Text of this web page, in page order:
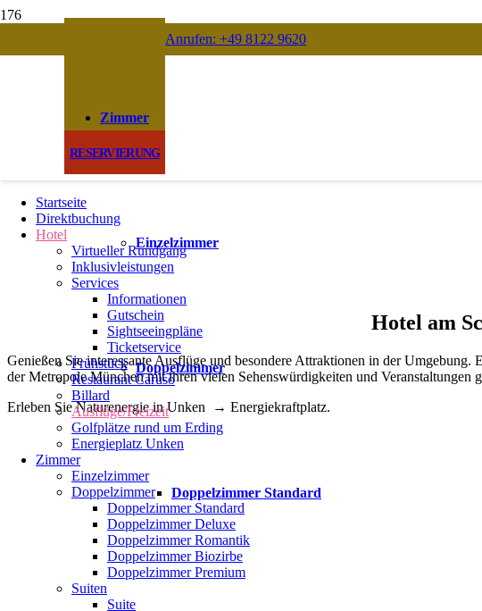
RESERVIERUNG
Anrufen: +49 8122 9620
Zimmer
Einzelzimmer
Doppelzimmer
Doppelzimmer Standard
Startseite
Direktbuchung
Hotel
Virtueller Rundgang
Inklusivleistungen
Services
Informationen
Gutschein
Sightseeingpläne
Ticketservice
Frühstück
Restaurant Caruso
Billard
Ausflüge/Freizeit
Golfplätze rund um Erding
Energieplatz Unken
Zimmer
Einzelzimmer
Doppelzimmer
Doppelzimmer Standard
Doppelzimmer Deluxe
Doppelzimmer Romantik
Doppelzimmer Biozirbe
Doppelzimmer Premium
Suiten
Suite
Hotel am
Genießen Sie interessante Ausflüge und besondere Attraktionen in der
der Metropole München mit ihren vielen Sehenswürdigkeiten und
Erleben Sie Naturenergie in Unken → Energiekraftplatz.